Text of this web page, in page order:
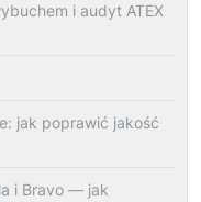
i audyt ATEX
jak poprawić jakość
i Bravo — jak